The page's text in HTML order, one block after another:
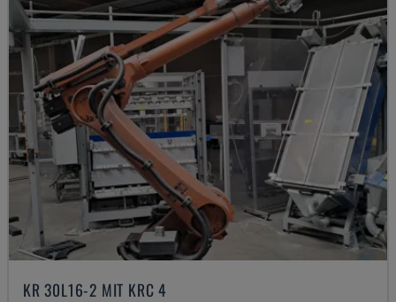
KR 30L16-2 MIT KRC 4